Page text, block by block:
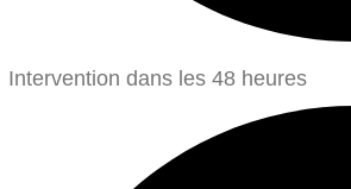
Intervention dans les 48 heures